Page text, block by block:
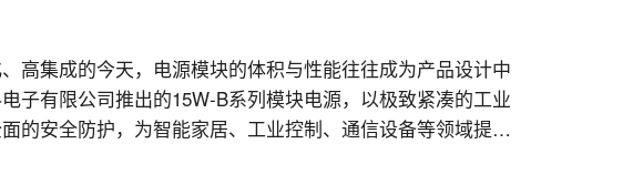
高集成的今天，电源模块的体积与性能往往成为产品设计中
子有限公司推出的15W-B系列模块电源，以极致紧凑的工业
的安全防护，为智能家居、工业控制、通信设备等领域提供
案。